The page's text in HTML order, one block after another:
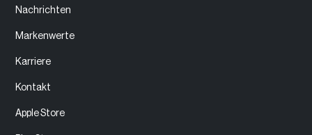
Nachrichten
Markenwerte
Karriere
Kontakt
Apple Store